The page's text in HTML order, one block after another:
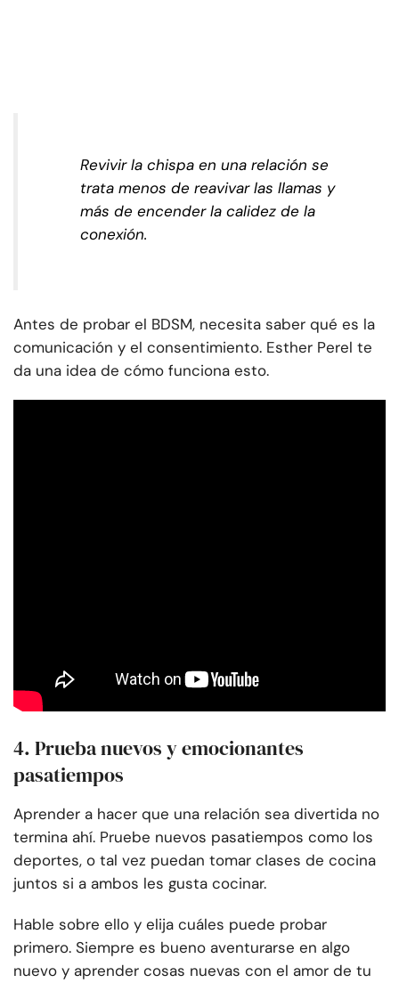
Revivir la chispa en una relación se
trata menos de reavivar las llamas y
más de encender la calidez de la
conexión.
Antes de probar el BDSM, necesita saber qué es la
comunicación y el consentimiento. Esther Perel te
da una idea de cómo funciona esto.
4. Prueba nuevos y emocionantes
pasatiempos
Aprender a hacer que una relación sea divertida no
termina ahí. Pruebe nuevos pasatiempos como los
deportes, o tal vez puedan tomar clases de cocina
juntos si a ambos les gusta cocinar.
Hable sobre ello y elija cuáles puede probar
primero. Siempre es bueno aventurarse en algo
nuevo y aprender cosas nuevas con el amor de tu